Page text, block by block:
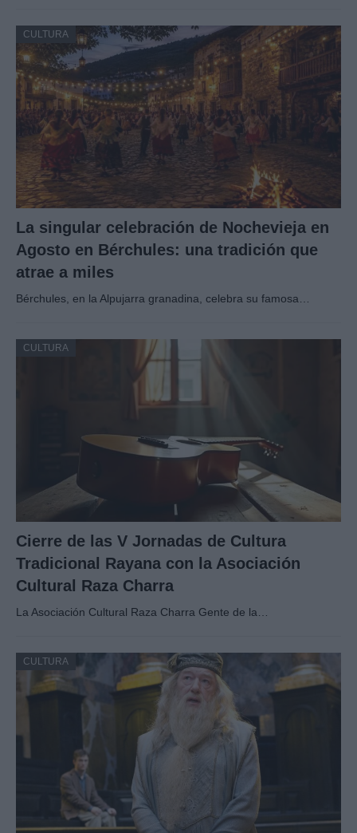
CULTURA
La singular celebración de Nochevieja en
Agosto en Bérchules: una tradición que
atrae a miles
Bérchules, en la Alpujarra granadina, celebra su famosa…
CULTURA
Cierre de las V Jornadas de Cultura
Tradicional Rayana con la Asociación
Cultural Raza Charra
La Asociación Cultural Raza Charra Gente de la…
CULTURA